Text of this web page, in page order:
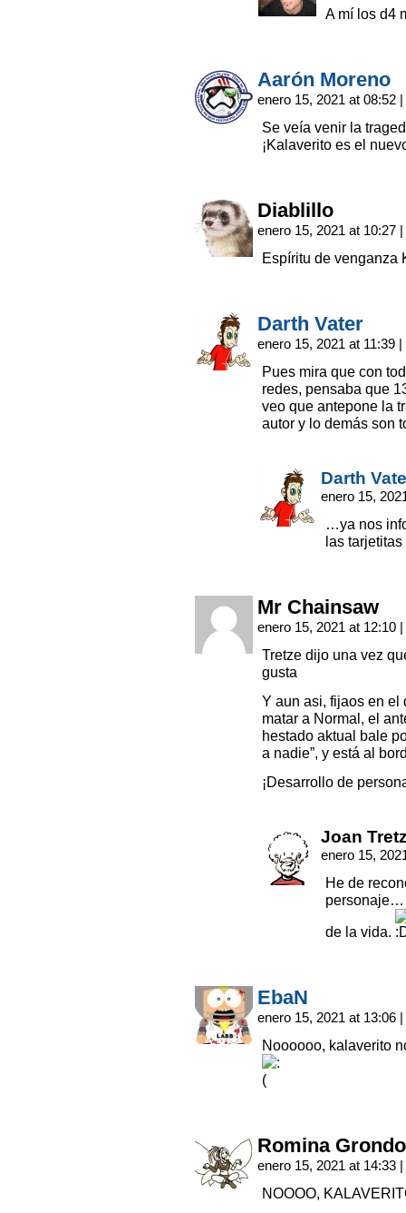
A mí los d4
Aarón Moreno
enero 15, 2021 at 08:52 |
Se veía venir la
¡Kalaverito es el
Diablillo
enero 15, 2021 at 10:27 |
Espíritu de
Darth Vater
enero 15, 2021 at 11:39 |
Pues mira que con
redes, pensaba que
veo que antepone la
autor y lo demás son
Darth
enero 15,
…ya nos
las
Mr Chainsaw
enero 15, 2021 at 12:10 |
Tretze dijo una vez
gusta
Y aun asi, fijaos en el
matar a Normal, el
hestado aktual bale
a nadie”, y está al
¡Desarrollo de
Joan
enero 15,
He de
personaje…
de la vida.
EbaN
enero 15, 2021 at 13:06 |
Noooooo, kalaverito
Romina
enero 15, 2021 at 14:33 |
NOOOO,